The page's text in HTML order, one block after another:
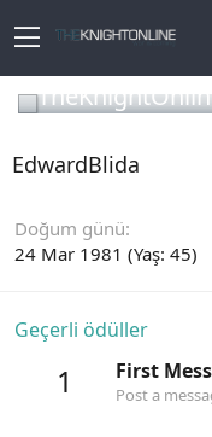
EdwardBlida
Doğum günü
24 Mar 1981 (Yaş: 45)
Geçerli ödüller
1 First
Post a